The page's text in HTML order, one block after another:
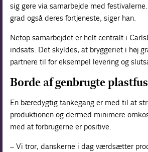
sig gøre via samarbejde med
grad også deres fortjeneste, siger han.
Netop samarbejdet er helt centralt i
indsats. Det skyldes, at bryggeriet i høj
partnere til for eksempel levering og
Borde af genbrugte
En bæredygtig tankegang er med til at
produktionen og dermed minimere
med at forbrugerne er positive.
– Vi tror, danskerne i dag værdsætter